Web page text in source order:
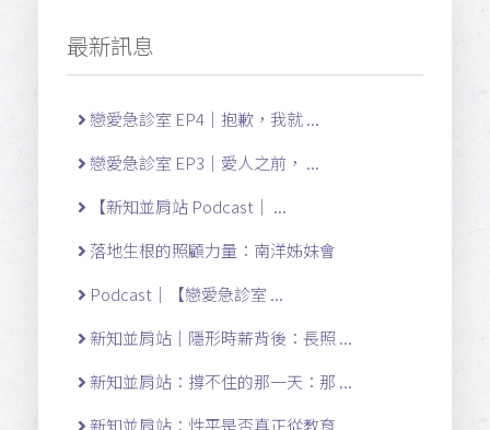
最新訊息
戀愛急診室 EP4｜抱歉，我就 ...
戀愛急診室 EP3｜愛人之前， ...
【新知並肩站 Podcast｜ ...
落地生根的照顧力量：南洋姊妹會
Podcast｜【戀愛急診室 ...
新知並肩站｜隱形時薪背後：長照 ...
新知並肩站：撐不住的那一天：那 ...
新知並肩站：性平是否真正從教育 ...